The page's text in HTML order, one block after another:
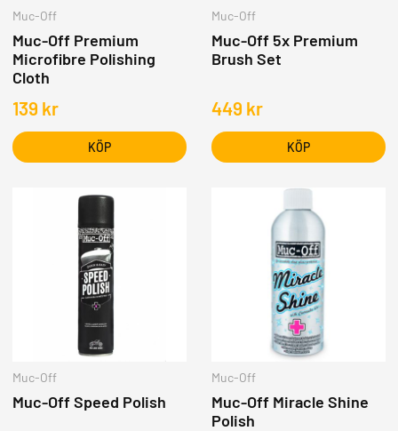
Muc-Off
Muc-Off Premium
Microfibre Polishing
Cloth
139 kr
KÖP
Muc-Off
Muc-Off 5x Premium
Brush Set
449 kr
KÖP
Muc-Off
Muc-Off Speed Polish
Muc-Off
Muc-Off Miracle Shine
Polish